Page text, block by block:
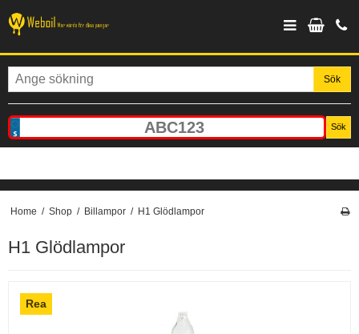
Sök
Sök
Home / Shop / Billampor / H1 Glödlampor
H1 Glödlampor
Rea